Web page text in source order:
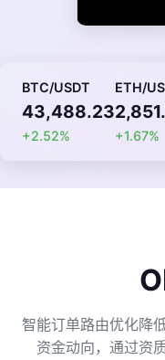
BTC/USDT
43,488.23
+2.52%
ETH/
+1.67%
智能订单路由优化降
资金动向，通过资